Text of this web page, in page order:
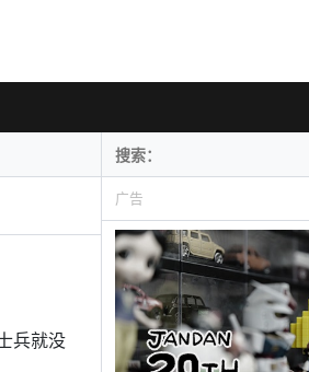
兵就没
广告